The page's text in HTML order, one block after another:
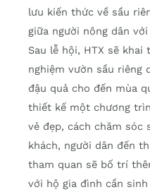
lưu kiến thức về sầu
giữa người nông dân với
Sau lễ hội, HTX sẽ
nghiệm vườn sầu riêng
đậu quả cho đến mùa
thiết kế một chương
vẻ đẹp, cách chăm sóc
khách, người dân đến
tham quan sẽ bố trí
với hộ gia đình cần